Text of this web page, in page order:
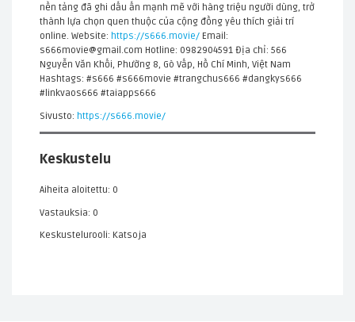
nền tảng đã ghi dấu ấn mạnh mẽ với hàng triệu người dùng, trở
thành lựa chọn quen thuộc của cộng đồng yêu thích giải trí
online. Website: https://s666.movie/ Email:
s666movie@gmail.com Hotline: 0982904591 Địa chỉ: 566
Nguyễn Văn Khối, Phường 8, Gò Vấp, Hồ Chí Minh, Việt Nam
Hashtags: #s666 #s666movie #trangchus666 #dangkys666
#linkvaos666 #taiapps666
Sivusto: https://s666.movie/
Keskustelu
Aiheita aloitettu: 0
Vastauksia: 0
Keskustelurooli: Katsoja